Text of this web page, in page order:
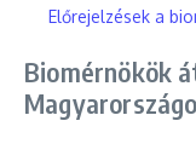
Előrejelzések a
Biomérnökök